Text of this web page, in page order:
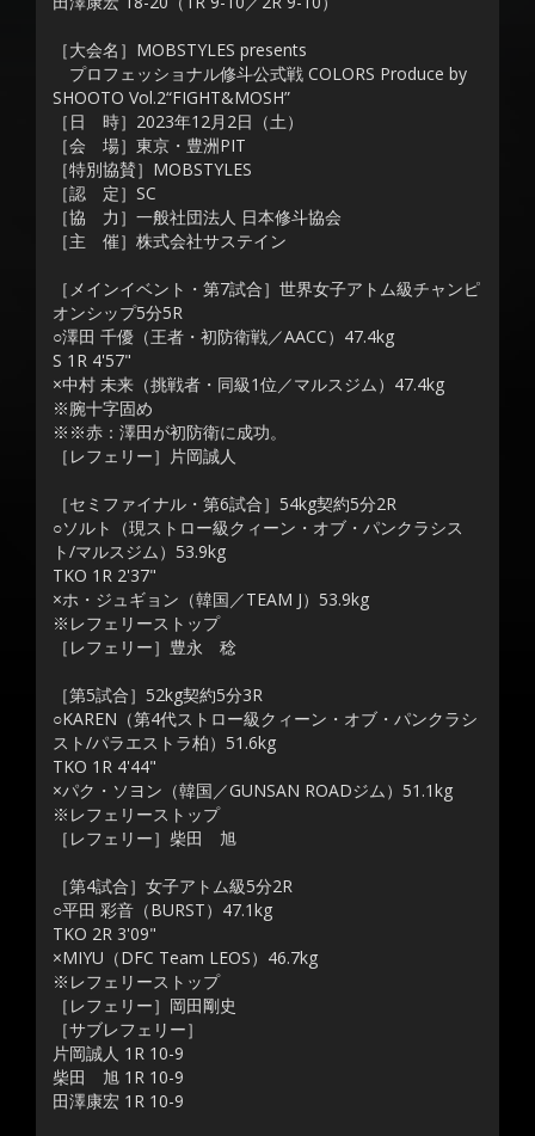
［大会名］MOBSTYLES presents
プロフェッショナル修斗公式戦 COLORS Produce by
SHOOTO Vol.2“FIGHT&MOSH”
［日 時］2023年12月2日（土）
［会 場］東京・豊洲PIT
［特別協賛］MOBSTYLES
［認 定］SC
［協 力］一般社団法人 日本修斗協会
［主 催］株式会社サステイン
［メインイベント・第7試合］世界女子アトム級チャンピ
オンシップ5分5R
○澤田 千優（王者・初防衛戦／AACC）47.4kg
S 1R 4'57"
×中村 未来（挑戦者・同級1位／マルスジム）47.4kg
※腕十字固め
※※赤：澤田が初防衛に成功。
［レフェリー］片岡誠人
［セミファイナル・第6試合］54kg契約5分2R
○ソルト（現ストロー級クィーン・オブ・パンクラシス
ト/マルスジム）53.9kg
TKO 1R 2'37"
×ホ・ジュギョン（韓国／TEAM J）53.9kg
※レフェリーストップ
［レフェリー］豊永 稔
［第5試合］52kg契約5分3R
○KAREN（第4代ストロー級クィーン・オブ・パンクラシ
スト/パラエストラ柏）51.6kg
TKO 1R 4'44"
×パク・ソヨン（韓国／GUNSAN ROADジム）51.1kg
※レフェリーストップ
［レフェリー］柴田 旭
［第4試合］女子アトム級5分2R
○平田 彩音（BURST）47.1kg
TKO 2R 3'09"
×MIYU（DFC Team LEOS）46.7kg
※レフェリーストップ
［レフェリー］岡田剛史
［サブレフェリー］
片岡誠人 1R 10-9
柴田 旭 1R 10-9
田澤康宏 1R 10-9